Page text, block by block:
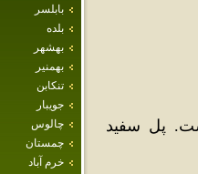
بابلسر
بلده
بهشهر
بهمنير
تنكابن
جويبار
چالوس
چمستان
خرم آباد
پل سفيد